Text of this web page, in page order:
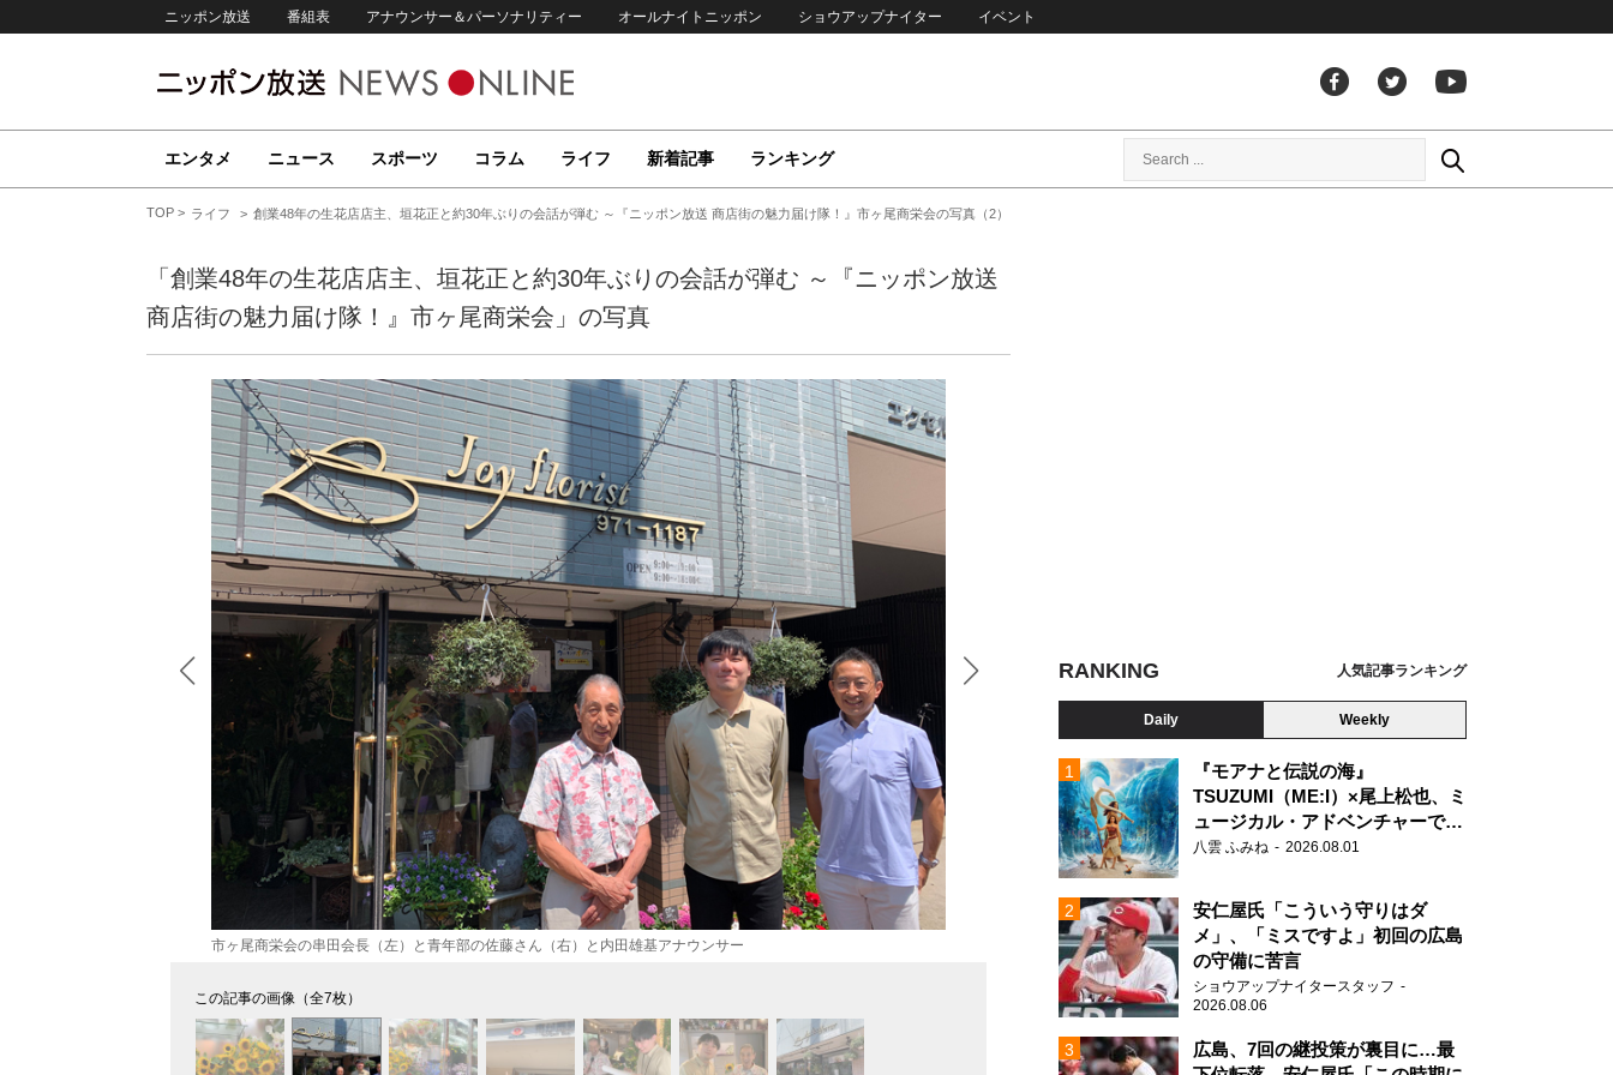
ニッポン放送 番組表 アナウンサー＆パーソナリティー オールナイトニッポン ショウアップナイター イベント
エンタメ ニュース スポーツ コラム ライフ 新着記事 ランキング
TOP ライフ 創業48年の生花店店主、垣花正と約30年ぶりの会話が弾む ～『ニッポン放送 商店街の魅力届け隊！』市ヶ尾商栄会の写真（2）
「創業48年の生花店店主、垣花正と約30年ぶりの会話が弾む ～『ニッポン放送
商店街の魅力届け隊！』市ヶ尾商栄会」の写真
市ヶ尾商栄会の串田会長（左）と青年部の佐藤さん（右）と内田雄基アナウンサー 店内には色鮮やかな花々が並ぶ
この記事の画像（全7枚）
RANKING 人気記事ランキング
Daily Weekly
『モアナと伝説の海』
TSUZUMI（ME:I）×尾上松也、ミ
ュージカル・アドベンチャーで美
声を響かせる
八雲 ふみね 2026.08.01
安仁屋氏「こういう守りはダ
メ」、「ミスですよ」初回の広島
の守備に苦言
ショウアップナイタースタッフ
2026.08.06
広島、7回の継投策が裏目に…最